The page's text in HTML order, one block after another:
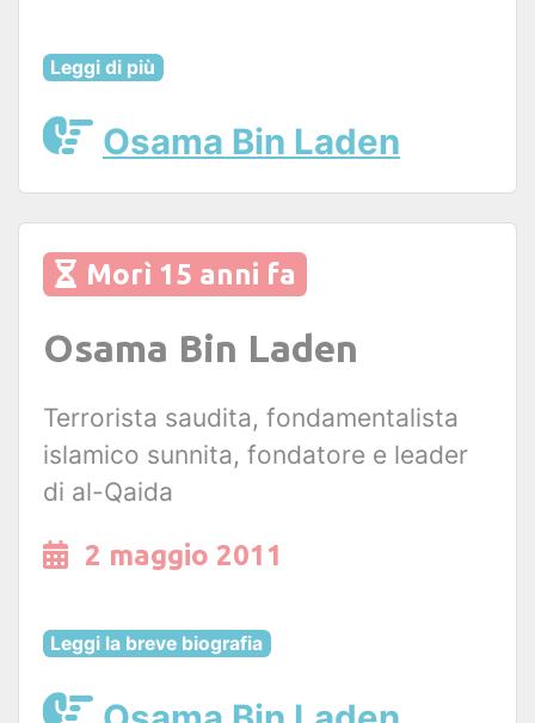
Leggi di più
Osama Bin Laden
Morì 15 anni fa
Osama Bin Laden
Terrorista saudita, fondamentalista
islamico sunnita, fondatore e leader
di al-Qaida
2 maggio 2011
Leggi la breve biografia